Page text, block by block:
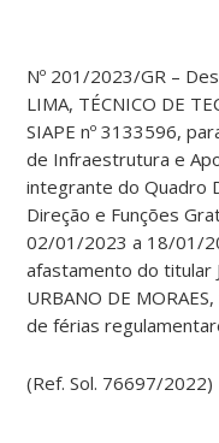
Nº 201/2023/GR –
LIMA, TÉCNICO DE
SIAPE nº 3133596,
de Infraestrutura e
integrante do Quadro
Direção e Funções
02/01/2023 a 18/01/
afastamento do titular
URBANO DE
de férias
(Ref. Sol. 76697/2022)